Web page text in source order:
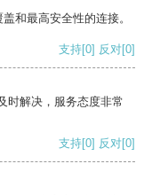
和最高安全性的连接。
支持[0] 反对[0]
时解决，服务态度非常
支持[0] 反对[0]